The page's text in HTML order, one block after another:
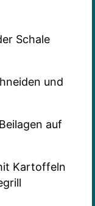
Schale
und
auf
Kartoffeln